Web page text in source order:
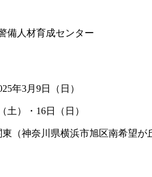
備人材育成センター
3月9日（日）
）・16日（日）
（神奈川県横浜市旭区南希望が